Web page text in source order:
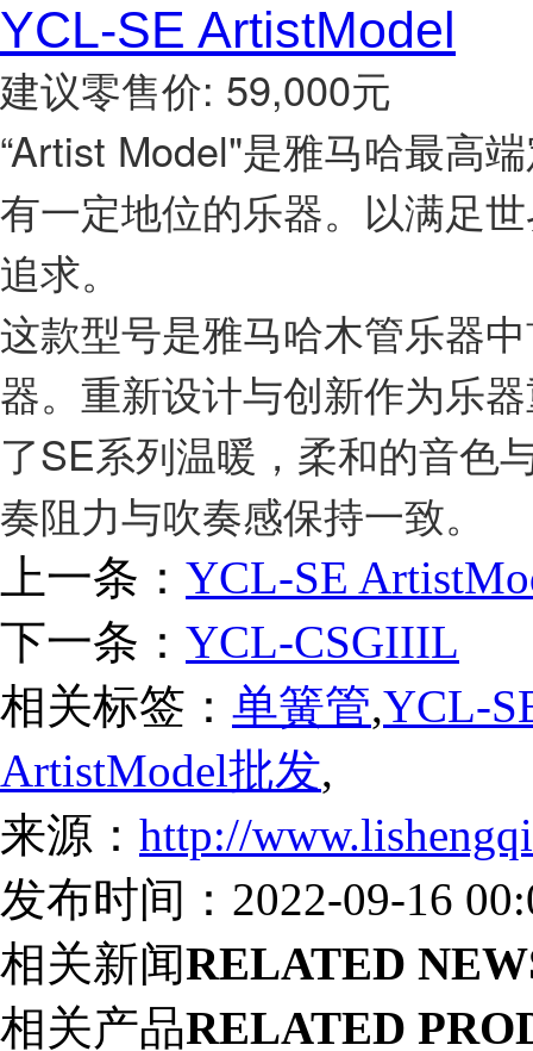
YCL-SE ArtistModel
建议零售价: 59,000元
“Artist Model"是雅马哈最高
有一定地位的乐器。以满足
追求。
这款型号是雅马哈木管乐器
器。重新设计与创新作为乐
了SE系列温暖，柔和的音色
奏阻力与吹奏感保持一致。
上一条： YCL-SE
下一条： YCL-CSGIIIL
相关标签： 单簧管,YCL-
ArtistModel批发,
来源： http://
发布时间：2022-09-16
相关新闻RELATED
相关产品RELATED